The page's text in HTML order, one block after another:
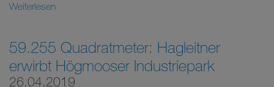
Weiterlesen
59.255 Quadratmeter: Hagleitner
erwirbt Högmooser Industriepark
26.04.2019